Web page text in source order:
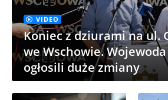
VIDEO
Koniec z dziurami na ul.
we Wschowie.
ogłosili duże zmiany